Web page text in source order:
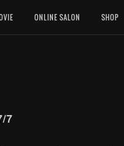
ONLINE SALON SHOP
7